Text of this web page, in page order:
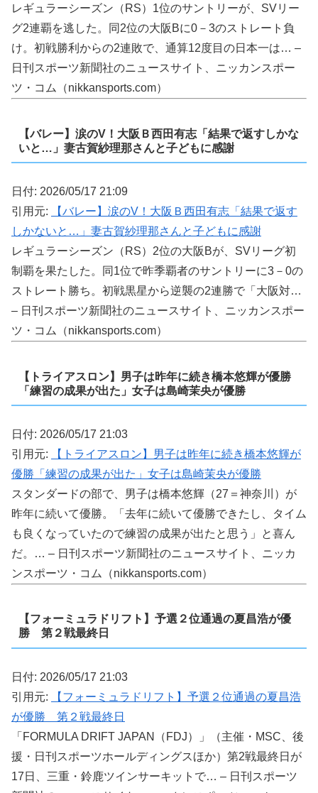
レギュラーシーズン（RS）1位のサントリーが、SVリー
グ2連覇を逃した。同2位の大阪Bに0－3のストレート負
け。初戦勝利からの2連敗で、通算12度目の日本一は… –
日刊スポーツ新聞社のニュースサイト、ニッカンスポー
ツ・コム（nikkansports.com）
【バレー】涙のV！大阪Ｂ西田有志「結果で返すしかな
いと…」妻古賀紗理那さんと子どもに感謝
日付: 2026/05/17 21:09
引用元:
【バレー】涙のV！大阪Ｂ西田有志「結果で返す
しかないと…」妻古賀紗理那さんと子どもに感謝
レギュラーシーズン（RS）2位の大阪Bが、SVリーグ初
制覇を果たした。同1位で昨季覇者のサントリーに3－0の
ストレート勝ち。初戦黒星から逆襲の2連勝で「大阪対…
– 日刊スポーツ新聞社のニュースサイト、ニッカンスポー
ツ・コム（nikkansports.com）
【トライアスロン】男子は昨年に続き橋本悠輝が優勝
「練習の成果が出た」女子は島崎茉央が優勝
日付: 2026/05/17 21:03
引用元:
【トライアスロン】男子は昨年に続き橋本悠輝が
優勝「練習の成果が出た」女子は島崎茉央が優勝
スタンダードの部で、男子は橋本悠輝（27＝神奈川）が
昨年に続いて優勝。「去年に続いて優勝できたし、タイム
も良くなっていたので練習の成果が出たと思う」と喜ん
だ。… – 日刊スポーツ新聞社のニュースサイト、ニッカ
ンスポーツ・コム（nikkansports.com）
【フォーミュラドリフト】予選２位通過の夏昌浩が優
勝 第２戦最終日
日付: 2026/05/17 21:03
引用元:
【フォーミュラドリフト】予選２位通過の夏昌浩
が優勝 第２戦最終日
「FORMULA DRIFT JAPAN（FDJ）」（主催・MSC、後
援・日刊スポーツホールディングスほか）第2戦最終日が
17日、三重・鈴鹿ツインサーキットで… – 日刊スポーツ